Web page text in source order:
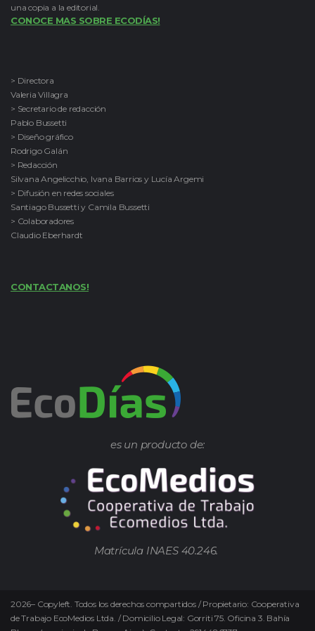
una copia a la editorial.
CONOCE MAS SOBRE ECODÍAS!
> Directora
Valeria Villagra
> Secretario de redacción
Pablo Bussetti
> Diseño gráfico
Rodrigo Galán
> Redacción
Silvana Angelicchio, Ivana Barrios y Lucía Argemi
> Difusión en redes sociales
Santiago Bussetti y Camila Bussetti
> Colaboradores
Claudio Eberhardt
CONTACTANOS!
es un producto de:
Matrícula INAES 40.246.
2026– Copyleft. Todos los derechos compartidos / Propietario: Cooperativa
de Trabajo EcoMedios Ltda. / Domicilio Legal: Gorriti 75. Oficina 3. Bahía